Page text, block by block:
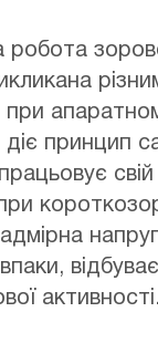
робота
при
діє принцип
свій
активності.